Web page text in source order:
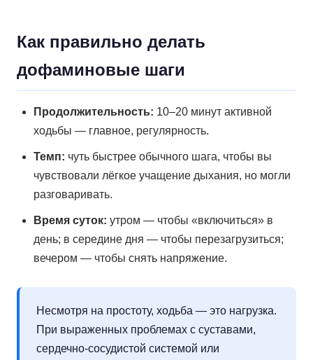
Как правильно делать
дофаминовые шаги
Продолжительность: 10–20 минут активной
ходьбы — главное, регулярность.
Темп: чуть быстрее обычного шага, чтобы вы
чувствовали лёгкое учащение дыхания, но могли
разговаривать.
Время суток: утром — чтобы «включиться» в
день; в середине дня — чтобы перезагрузиться;
вечером — чтобы снять напряжение.
Несмотря на простоту, ходьба — это нагрузка.
При выраженных проблемах с суставами,
сердечно-сосудистой системой или